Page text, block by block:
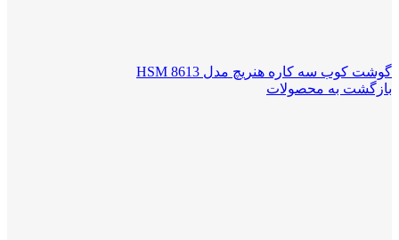
گوشت کوب سه کاره هنریچ مدل HSM 8613
بازگشت به محصولات